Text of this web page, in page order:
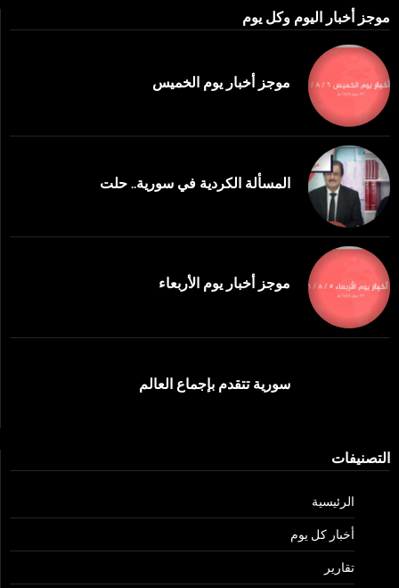
موجز أخبار اليوم وكل يوم
موجز أخبار يوم الخميس
المسألة الكردية في سورية.. حلت
موجز أخبار يوم الأربعاء
سورية تتقدم بإجماع العالم
التصنيفات
الرئيسية
أخبار كل يوم
تقارير